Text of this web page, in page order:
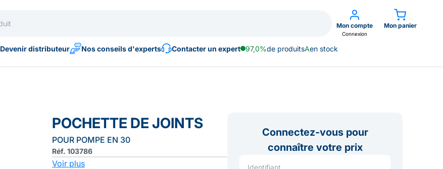
Mon compte
Connexion
Mon panier
Devenir distributeur Nos conseils d'experts Contacter un expert 97,0%de produitsAen stock
POCHETTE DE JOINTS
POUR POMPE EN 30
Réf. 103786
Voir plus
Connectez-vous pour
connaître votre prix